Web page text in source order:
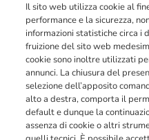
raggiunti e formati
03211992123
INFORMAZIONI
Il sito web utilizza cookie al
performance e la sicurezza,
informazioni statistiche circa i
fruizione del sito web
cookie sono inoltre utilizzati
annunci. La chiusura del
selezione dell’apposito
alto a destra, comporta il
default e dunque la
assenza di cookie o altri